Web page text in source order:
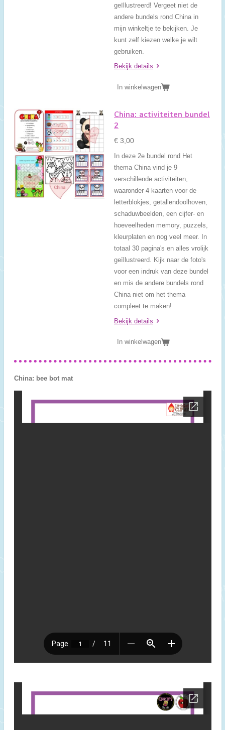
geïllustreerd! Vergeet niet de
andere bundels rond China in
mijn winkeltje te bekijken. Je
kunt zelf kiezen welke je wilt
gebruiken.
Bekijk details
In winkelwagen
China: activiteiten bundel
2
€ 3,00
In deze 2e bundel rond Het
thema China vind je 9
verschillende activiteiten,
waaronder 4 kaarten voor de
letterblokjes, getallendoolhoven,
schaduwbeelden, een cijfer- en
hoeveelheden memory, puzzels,
kleurplaten en nog veel meer. In
totaal 30 pagina's en alles vrolijk
geïllustreerd. Kijk naar de foto's
voor een indruk van deze bundel
en mis de andere bundels rond
China niet om het thema
compleet te maken!
Bekijk details
In winkelwagen
China: bee bot mat